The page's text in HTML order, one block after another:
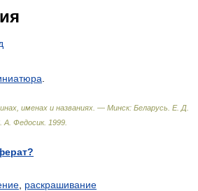
именах и названиях. — Минск: Беларусь Е. Д.
А. Федосик. 1999
раскрашивание